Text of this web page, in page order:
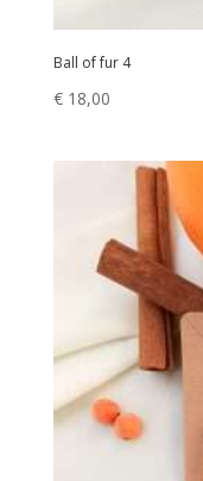
Ball of fur 4
€18,00